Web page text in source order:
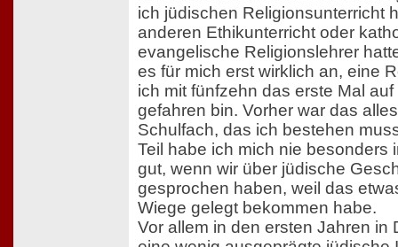
ich jüdischen Religionsunterricht
anderen Ethikunterricht oder
evangelische Religionslehrer
es für mich erst wirklich an, eine
ich mit fünfzehn das erste Mal
gefahren bin. Vorher war das
Schulfach, das ich bestehen
Teil habe ich mich nie besonders
gut, wenn wir über jüdische
gesprochen haben, weil das
Wiege gelegt bekommen habe.
Vor allem in den ersten Jahren in